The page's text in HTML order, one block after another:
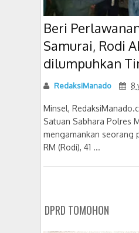
Beri
Samurai, Rodi
dilumpuhkan
RedaksiManado 8
Minsel,
Satuan Sabhara Polres
mengamankan seorang
RM (Rodi), 41 ...
DPRD TOMOHON